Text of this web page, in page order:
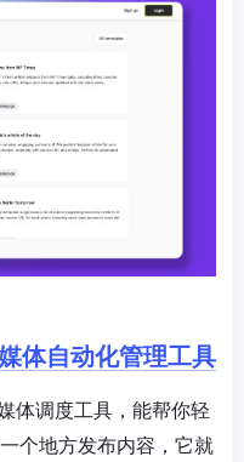
体自动化管理工具
体调度工具，能帮你轻
个地方发布内容，它就